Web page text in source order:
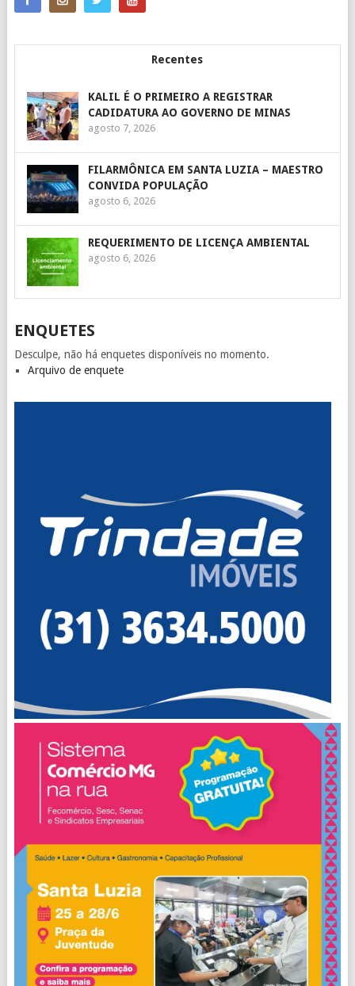
Recentes
KALIL É O PRIMEIRO A REGISTRAR
CADIDATURA AO GOVERNO DE MINAS
agosto 7, 2026
FILARMÔNICA EM SANTA LUZIA – MAESTRO
CONVIDA POPULAÇÃO
agosto 6, 2026
REQUERIMENTO DE LICENÇA AMBIENTAL
agosto 6, 2026
ENQUETES
Desculpe, não há enquetes disponíveis no momento.
Arquivo de enquete